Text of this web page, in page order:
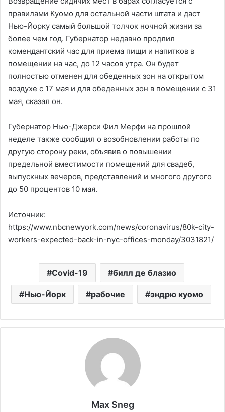
правилами Куомо для остальной части штата и даст
Нью-Йорку самый большой толчок ночной жизни за
более чем год. Губернатор недавно продлил
комендантский час для приема пищи и напитков в
помещении на час, до 12 часов утра. Он будет
полностью отменен для обеденных зон на открытом
воздухе с 17 мая и для обеденных зон в помещении с 31
мая, сказал он.
Губернатор Нью-Джерси Фил Мерфи на прошлой
неделе также сообщил о возобновлении работы по
другую сторону реки, объявив о повышении
предельной вместимости помещений для свадеб,
выпускных вечеров, представлений и многого другого
до 50 процентов 10 мая.
Источник:
https://www.nbcnewyork.com/news/coronavirus/80k-city-
workers-expected-back-in-nyc-offices-monday/3031821/
Covid-19 билл де блазио
Нью-Йорк рабочие эндрю куомо
Max Sneg